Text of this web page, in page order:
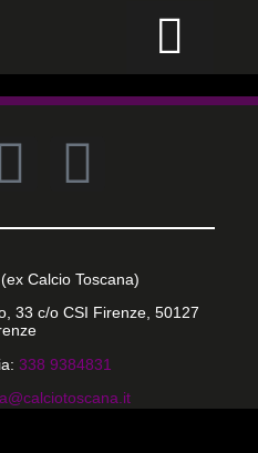
Calcio Toscana)
33 c/o CSI Firenze, 50127
338 9384831